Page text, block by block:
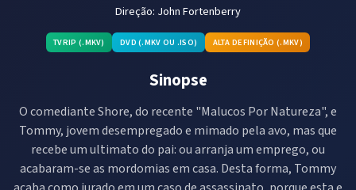
Direção: John Fortenberry
TVRIP (.MKV) DVD (.MKV OU .ISO) ALTA DEFINIÇÃO (.MKV)
Sinopse
O comediante Shore, do recente "Malucos Por Natureza", e
Tommy, jovem desempregado e mimado pela avo, mas que
recebe um ultimato do pai: ou arranja um emprego, ou
acabaram-se as mordomias em casa. Desta forma, Tommy